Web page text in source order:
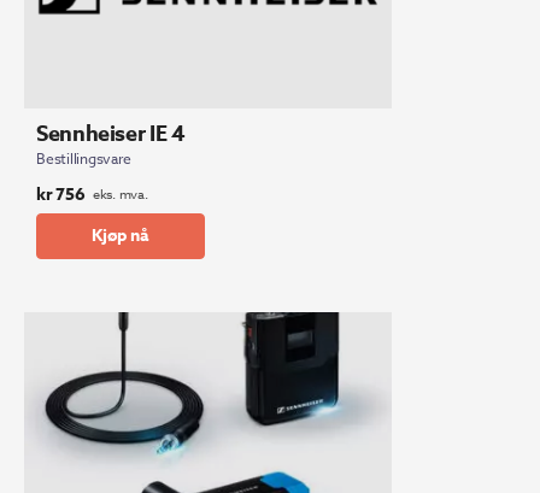
Sennheiser IE 4
Bestillingsvare
kr756 eks. mva.
Kjøp nå